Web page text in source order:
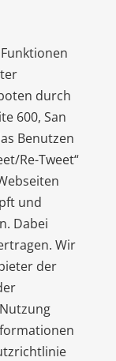
durch
600, San
Benutzen
Re-Tweet“
und
Dabei
Wir
der